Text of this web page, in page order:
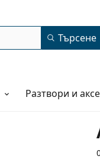
Търсене
Разтвори и